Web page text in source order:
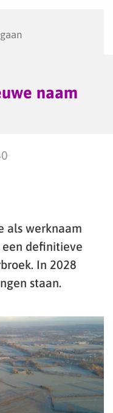
naam
als werknaam
definitieve
In 2028
staan.